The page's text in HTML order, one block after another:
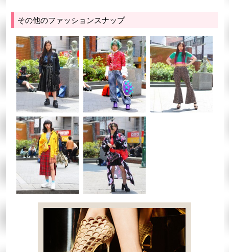
その他のファッションスナップ